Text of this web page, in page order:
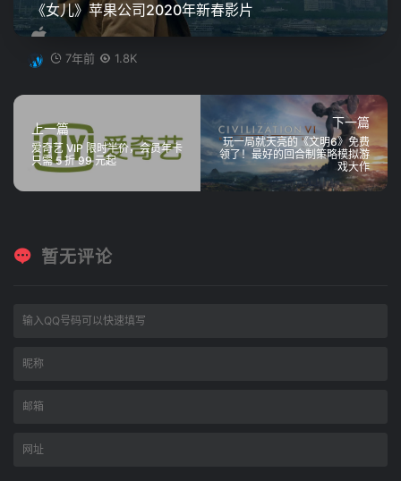
《女儿》苹果公司2020年新春影片
7年前 1.8K
上一篇
爱奇艺 VIP 限时半价，会员年卡
只需 5 折 99 元起
下一篇
玩一局就天亮的《文明6》免费
领了！最好的回合制策略模拟游
戏大作
暂无评论